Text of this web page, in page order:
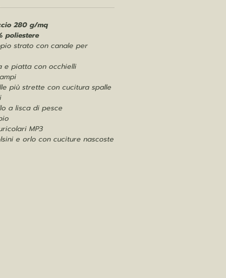
280 g/mq
poliestere
strato con canale per
e piatta con occhielli
più strette con cucitura spalle
a lisca di pesce
MP3
e orlo con cuciture nascoste